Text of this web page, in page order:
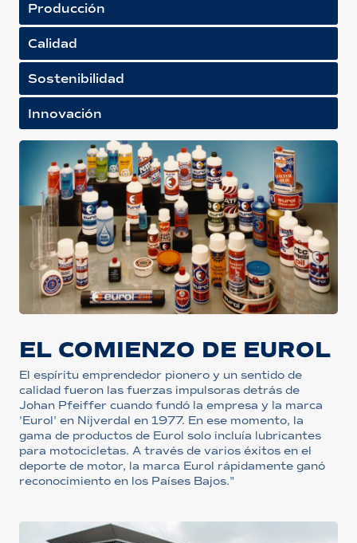
Producción
Calidad
Sostenibilidad
Innovación
EL COMIENZO DE EUROL
El espíritu emprendedor pionero y un sentido de
calidad fueron las fuerzas impulsoras detrás de
Johan Pfeiffer cuando fundó la empresa y la marca
'Eurol' en Nijverdal en 1977. En ese momento, la
gama de productos de Eurol solo incluía lubricantes
para motocicletas. A través de varios éxitos en el
deporte de motor, la marca Eurol rápidamente ganó
reconocimiento en los Países Bajos."